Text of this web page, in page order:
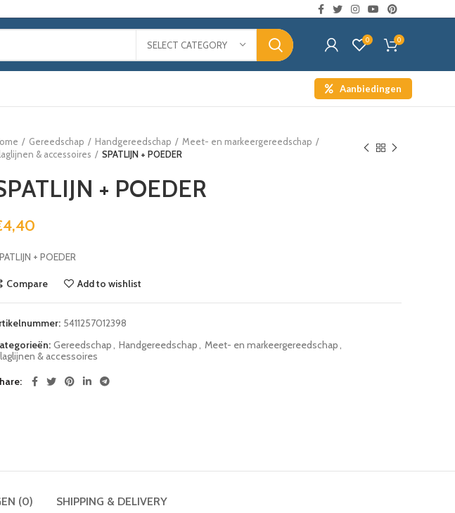
SELECT CATEGORY 0 0
Aanbiedingen
Gereedschap Handgereedschap
Meet- en markeergereedschap
& accessoires
SPATLIJN + POEDER
+ POEDER
4,40
+ POEDER
Compare Add to wishlist
5411257012398
Gereedschap, Handgereedschap, Meet- en markeergereedschap,
& accessoires
(0) SHIPPING & DELIVERY